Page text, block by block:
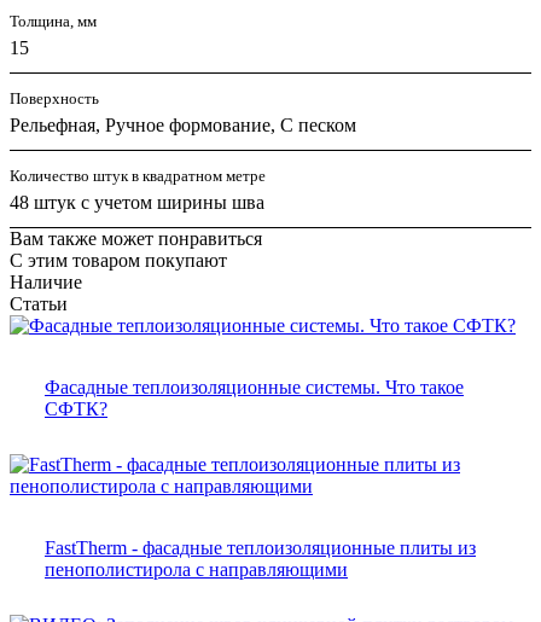
Толщина, мм
15
Поверхность
Рельефная, Ручное формование, С песком
Количество штук в квадратном метре
48 штук с учетом ширины шва
Вам также может понравиться
С этим товаром покупают
Наличие
Статьи
Фасадные теплоизоляционные системы. Что такое
СФТК?
FastTherm - фасадные теплоизоляционные плиты из
пенополистирола с направляющими